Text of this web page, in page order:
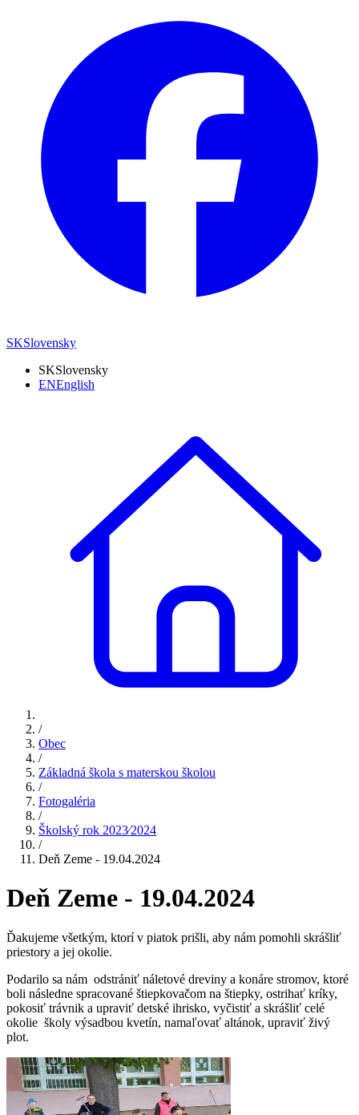
SKSlovensky
SKSlovensky
ENEnglish
/
Obec
/
Základná škola s materskou školou
/
Fotogaléria
/
Školský rok 2023⁄2024
/
Deň Zeme - 19.04.2024
Deň Zeme - 19.04.2024
Ďakujeme všetkým, ktorí v piatok prišli, aby nám pomohli skrášliť
priestory a jej okolie.
Podarilo sa nám odstrániť náletové dreviny a konáre stromov, ktoré
boli následne spracované štiepkovačom na štiepky, ostrihať kríky,
pokosiť trávnik a upraviť detské ihrisko, vyčistiť a skrášliť celé
okolie školy výsadbou kvetín, namaľovať altánok, upraviť živý
plot.